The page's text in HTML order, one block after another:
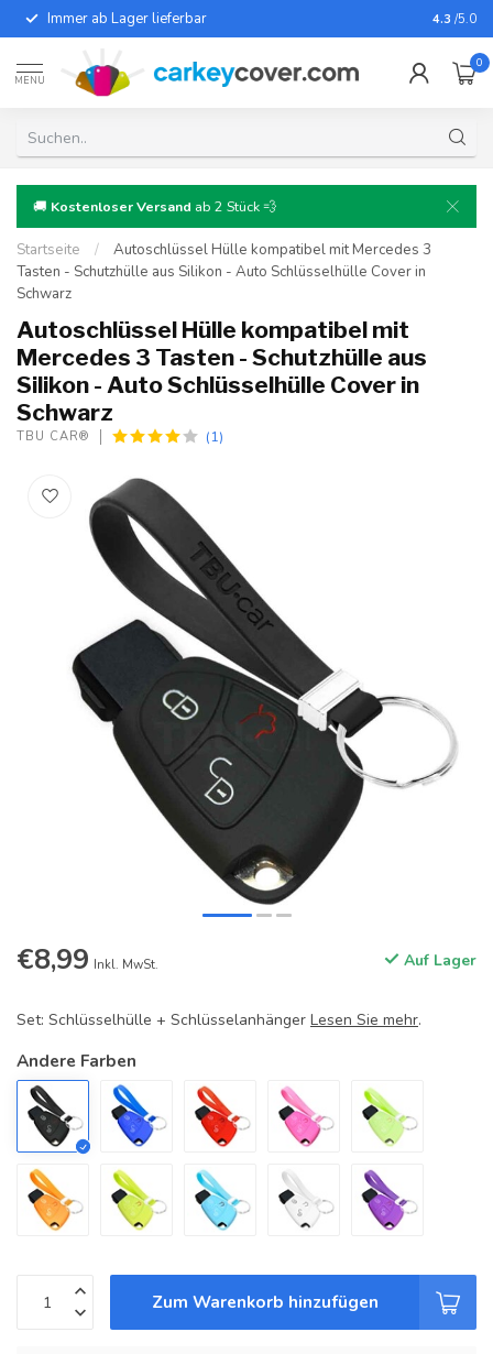
Immer ab Lager lieferbar Für fast
4.3 /5.0
MENU
0
🚚 Kostenloser Versand ab 2 Stück 💨
Startseite /
Autoschlüssel Hülle kompatibel mit Mercedes 3
Tasten - Schutzhülle aus Silikon - Auto Schlüsselhülle Cover in
Schwarz
Autoschlüssel Hülle kompatibel mit
Mercedes 3 Tasten - Schutzhülle aus
Silikon - Auto Schlüsselhülle Cover in
Schwarz
TBU CAR® (1)
€8,99 Inkl. MwSt. Auf Lager
Set: Schlüsselhülle + Schlüsselanhänger Lesen Sie mehr.
Andere Farben
Zum Warenkorb hinzufügen